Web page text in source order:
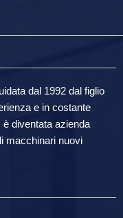
dal 1992 dal figlio
e in costante
diventata azienda
macchinari nuovi